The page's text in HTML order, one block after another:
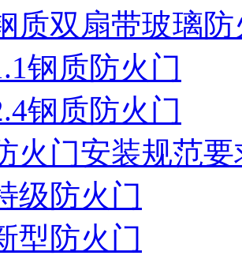
质双扇带玻璃防
钢质防火门
钢质防火门
火门安装规范要
级防火门
型防火门